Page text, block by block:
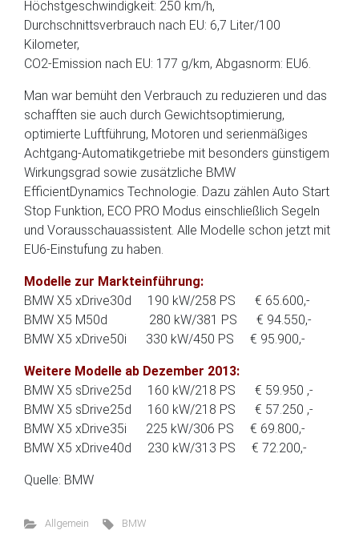
Höchstgeschwindigkeit: 250 km/h,
Durchschnittsverbrauch nach EU: 6,7 Liter/100
Kilometer,
CO2-Emission nach EU: 177 g/km, Abgasnorm: EU6.
Man war bemüht den Verbrauch zu reduzieren und das
schafften sie auch durch Gewichtsoptimierung,
optimierte Luftführung, Motoren und serienmäßiges
Achtgang-Automatikgetriebe mit besonders günstigem
Wirkungsgrad sowie zusätzliche BMW
EfficientDynamics Technologie. Dazu zählen Auto Start
Stop Funktion, ECO PRO Modus einschließlich Segeln
und Vorausschauassistent. Alle Modelle schon jetzt mit
EU6-Einstufung zu haben.
Modelle zur Markteinführung:
BMW X5 xDrive30d 190 kW/258 PS € 65.600,-
BMW X5 M50d 280 kW/381 PS € 94.550,-
BMW X5 xDrive50i 330 kW/450 PS € 95.900,-
Weitere Modelle ab Dezember 2013:
BMW X5 sDrive25d 160 kW/218 PS € 59.950 ,-
BMW X5 sDrive25d 160 kW/218 PS € 57.250 ,-
BMW X5 xDrive35i 225 kW/306 PS € 69.800,-
BMW X5 xDrive40d 230 kW/313 PS € 72.200,-
Quelle: BMW
Allgemein BMW